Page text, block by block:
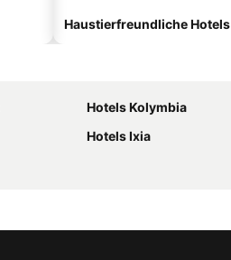
Haustierfreundliche Hotels
Hotels Kolymbia
Hotels Ixia